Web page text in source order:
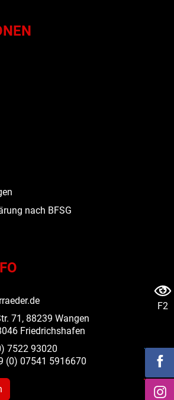
nach BFSG
71, 88239 Wangen
Friedrichshafen
7522 93020
(0) 07541 5916670
F2